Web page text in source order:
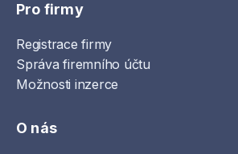
Pro firmy
Registrace firmy
Správa firemního účtu
Možnosti inzerce
O nás